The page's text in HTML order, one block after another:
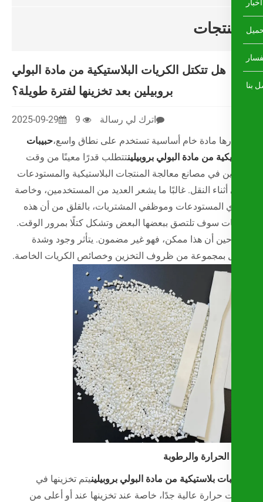
هل تتكتل الكريات البلاستيكية من مادة البولي
بروبيلين بعد تخزينها لفترة طويلة؟
2025-09-29 9
اترك لي رسالة
مادة خام أساسية تستخدم على نطاق واسع،حبيبات
من مادة البولي بروبيلين تتطلب قدرًا معينًا من وقت
في مصانع معالجة المنتجات البلاستيكية والمستودعات
النقل. غالبًا ما يشعر العديد من المستخدمين، وخاصة
المستودعات وموظفي المشتريات، بالقلق من أن هذه
سوف تلتصق ببعضها البعض وتشكل كتلًا بمرور الوقت.
أن هذا ممكن، فهو غير مضمون. يتأثر وجود وشدة
بمجموعة من ظروف التخزين وخصائص الكريات الخاصة.
والرطوبة
بلاستيكية من مادة البولي بروبيلين يتم تخزينها في
حرارة عالية جدًا، خاصة عند تخزينها عند أو أعلى من